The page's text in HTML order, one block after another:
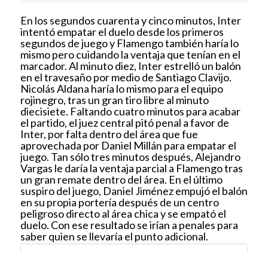
En los segundos cuarenta y cinco minutos, Inter
intentó empatar el duelo desde los primeros
segundos de juego y Flamengo también haría lo
mismo pero cuidando la ventaja que tenían en el
marcador. Al minuto diez, Inter estrelló un balón
en el travesaño por medio de Santiago Clavijo.
Nicolás Aldana haría lo mismo para el equipo
rojinegro, tras un gran tiro libre al minuto
diecisiete. Faltando cuatro minutos para acabar
el partido, el juez central pitó penal a favor de
Inter, por falta dentro del área que fue
aprovechada por Daniel Millán para empatar el
juego. Tan sólo tres minutos después, Alejandro
Vargas le daría la ventaja parcial a Flamengo tras
un gran remate dentro del área. En el último
suspiro del juego, Daniel Jiménez empujó el balón
en su propia portería después de un centro
peligroso directo al área chica y se empató el
duelo. Con ese resultado se irían a penales para
saber quien se llevaría el punto adicional.